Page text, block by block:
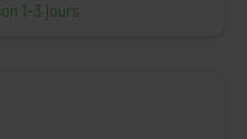
1-3 jours